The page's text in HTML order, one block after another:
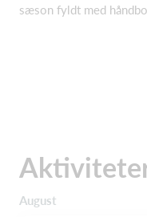
sæson fyldt med
August